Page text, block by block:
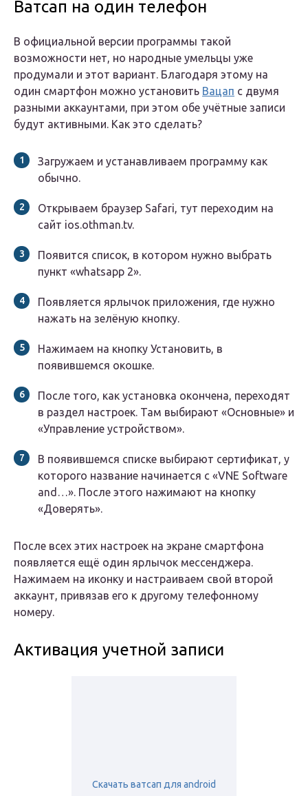
Ватсап на один телефон
В официальной версии программы такой
возможности нет, но народные умельцы уже
продумали и этот вариант. Благодаря этому на
один смартфон можно установить Вацап с двумя
разными аккаунтами, при этом обе учётные записи
будут активными. Как это сделать?
Загружаем и устанавливаем программу как
обычно.
Открываем браузер Safari, тут переходим на
сайт ios.othman.tv.
Появится список, в котором нужно выбрать
пункт «whatsapp 2».
Появляется ярлычок приложения, где нужно
нажать на зелёную кнопку.
Нажимаем на кнопку Установить, в
появившемся окошке.
После того, как установка окончена, переходят
в раздел настроек. Там выбирают «Основные» и
«Управление устройством».
В появившемся списке выбирают сертификат, у
которого название начинается с «VNE Software
and…». После этого нажимают на кнопку
«Доверять».
После всех этих настроек на экране смартфона
появляется ещё один ярлычок мессенджера.
Нажимаем на иконку и настраиваем свой второй
аккаунт, привязав его к другому телефонному
номеру.
Активация учетной записи
Скачать ватсап для android